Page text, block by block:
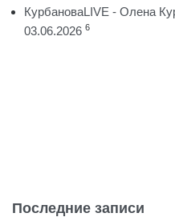
КурбановаLIVE - Олена
03.06.2026 6
Последние записи